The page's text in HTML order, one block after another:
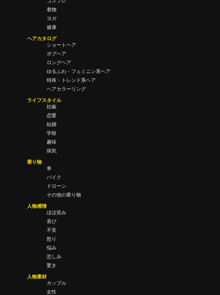
着物
ヨガ
健康
ヘアカタログ
ショートヘア
ボブヘア
ロングヘア
ゆるふわ・フェミニン系ヘア
特殊・トレンド系ヘア
ヘアカラーリング
ライフスタイル
妊娠
恋愛
結婚
学校
趣味
病気
乗り物
車
バイク
ドローン
その他の乗り物
人物感情
ほほ笑み
喜び
不安
怒り
悩み
悲しみ
驚き
人物素材
カップル
女性